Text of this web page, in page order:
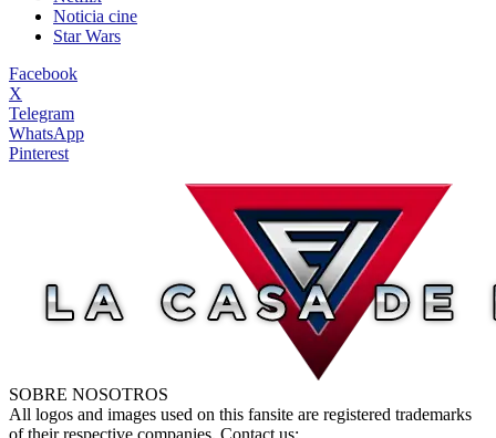
Noticia cine
Star Wars
Facebook
X
Telegram
WhatsApp
Pinterest
SOBRE NOSOTROS
All logos and images used on this fansite are registered trademarks